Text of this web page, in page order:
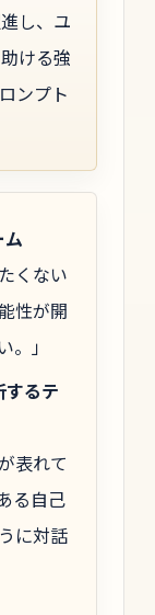
し、ユ
ける強
ンプト
くない
性が開
」
するテ
表れて
る自己
に対話